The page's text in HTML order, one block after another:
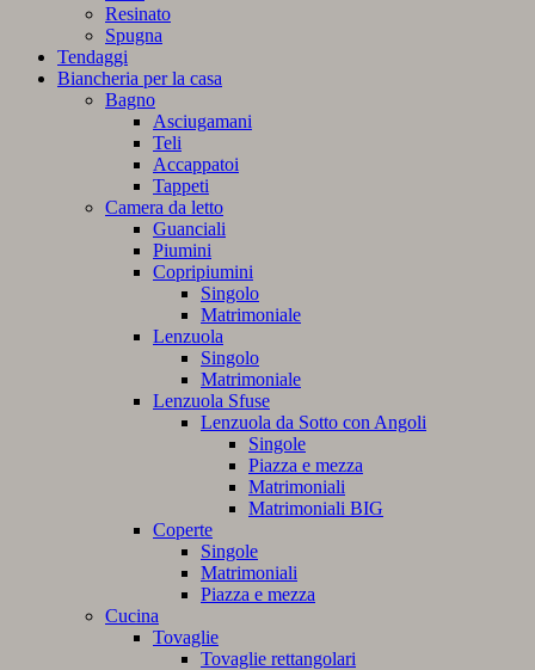
Resinato
Spugna
Tendaggi
Biancheria per la casa
Bagno
Asciugamani
Teli
Accappatoi
Tappeti
Camera da letto
Guanciali
Piumini
Copripiumini
Singolo
Matrimoniale
Lenzuola
Singolo
Matrimoniale
Lenzuola Sfuse
Lenzuola da Sotto con Angoli
Singole
Piazza e mezza
Matrimoniali
Matrimoniali BIG
Coperte
Singole
Matrimoniali
Piazza e mezza
Cucina
Tovaglie
Tovaglie rettangolari